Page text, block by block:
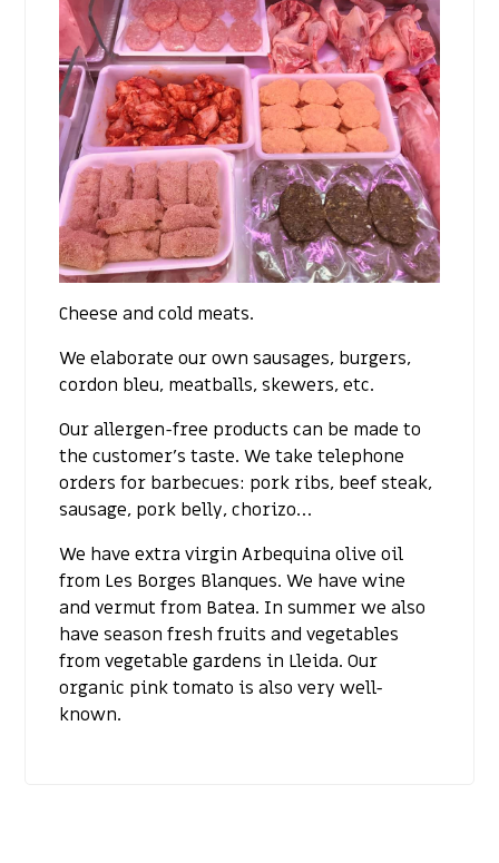
Cheese and cold meats.
We elaborate our own sausages, burgers,
cordon bleu, meatballs, skewers, etc.
Our allergen-free products can be made to
the customer’s taste. We take telephone
orders for barbecues: pork ribs, beef steak,
sausage, pork belly, chorizo…
We have extra virgin Arbequina olive oil
from Les Borges Blanques. We have wine
and vermut from Batea. In summer we also
have season fresh fruits and vegetables
from vegetable gardens in Lleida. Our
organic pink tomato is also very well-
known.